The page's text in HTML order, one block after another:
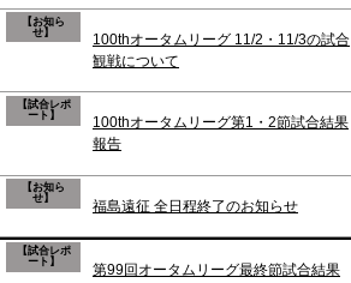
【お知ら
せ】
100thオータムリーグ 11/2・11/3の試合
観戦について
【試合レポ
ート】
100thオータムリーグ第1・2節試合結果
報告
【お知ら
せ】
福島遠征 全日程終了のお知らせ
【試合レポ
ート】
第99回オータムリーグ最終節試合結果